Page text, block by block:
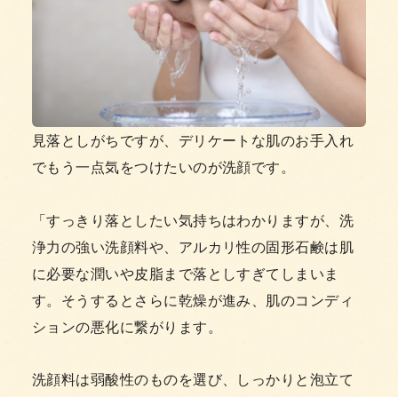
見落としがちですが、デリケートな肌のお手入れ
でもう一点気をつけたいのが洗顔です。
「すっきり落としたい気持ちはわかりますが、洗
浄力の強い洗顔料や、アルカリ性の固形石鹸は肌
に必要な潤いや皮脂まで落としすぎてしまいま
す。そうするとさらに乾燥が進み、肌のコンディ
ションの悪化に繋がります。
洗顔料は弱酸性のものを選び、しっかりと泡立て